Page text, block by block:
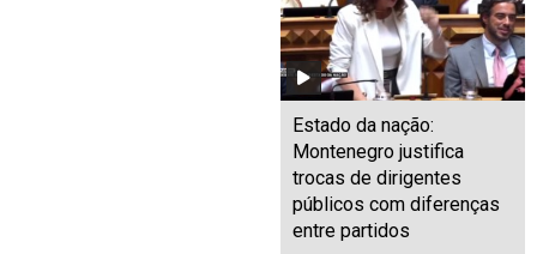
Estado da nação:
Montenegro justifica
trocas de dirigentes
públicos com diferenças
entre partidos